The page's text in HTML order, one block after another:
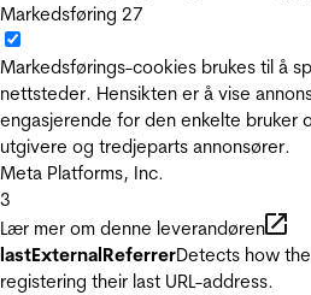
Markedsføring 27
Markedsførings-cookies brukes til å
nettsteder. Hensikten er å vise
engasjerende for den enkelte bruker
utgivere og tredjeparts annonsører.
Meta Platforms, Inc.
3
Lær mer om denne leverandøren
lastExternalReferrerDetects how
registering their last URL-address.